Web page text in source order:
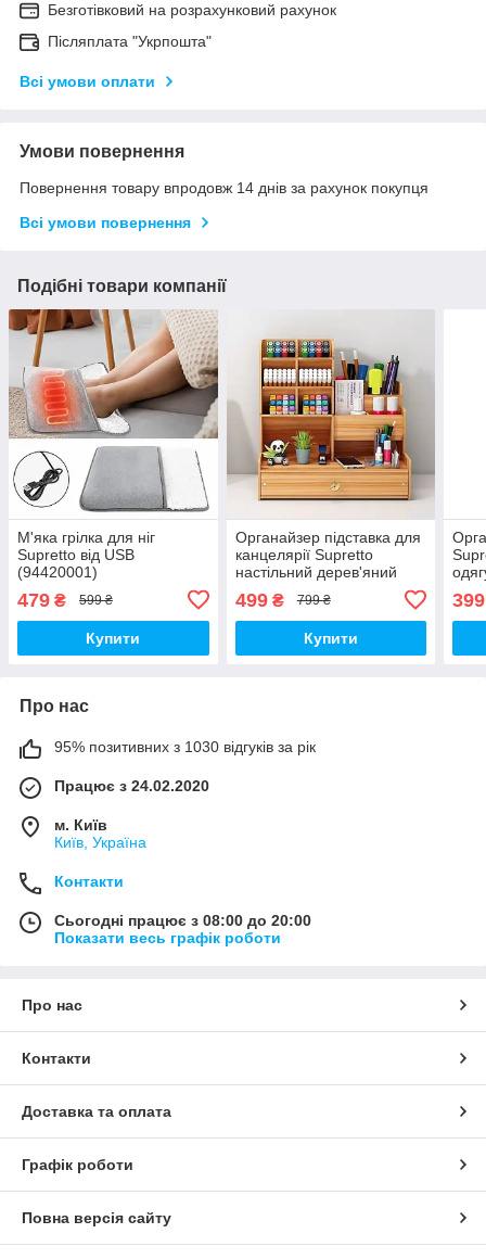
Безготівковий на розрахунковий рахунок
Післяплата "Укрпошта"
Всі умови оплати
Умови повернення
Повернення товару впродовж 14 днів за рахунок покупця
Всі умови повернення
Подібні товари компанії
М'яка грілка для ніг
Supretto від USB
(94420001)
479 ₴ 599 ₴
Купити
Органайзер підставка для
канцелярії Supretto
настільний дерев'яний
499₴ 799 ₴
Купити
399
Про нас
95% позитивних з 1030 відгуків за рік
Працює з 24.02.2020
м. Київ
Київ, Україна
Контакти
Сьогодні працює з 08:00 до 20:00
Показати весь графік роботи
Про нас
Контакти
Доставка та оплата
Графік роботи
Повна версія сайту